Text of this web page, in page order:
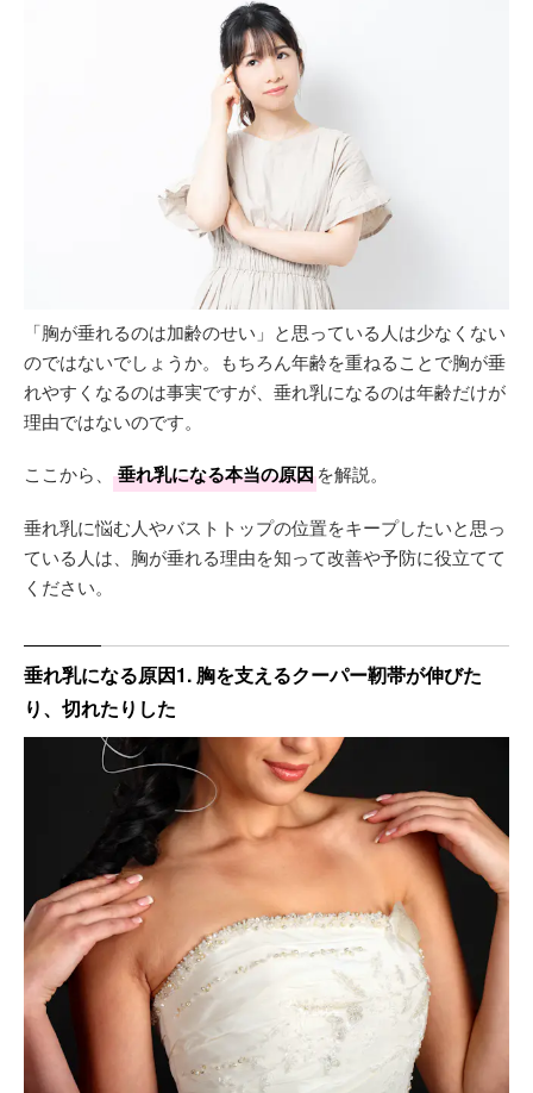
「胸が垂れるのは加齢のせい」と思っている人は少なくない
のではないでしょうか。もちろん年齢を重ねることで胸が垂
れやすくなるのは事実ですが、垂れ乳になるのは年齢だけが
理由ではないのです。
ここから、 垂れ乳になる本当の原因を解説。
垂れ乳に悩む人やバストトップの位置をキープしたいと思っ
ている人は、胸が垂れる理由を知って改善や予防に役立てて
ください。
垂れ乳になる原因1. 胸を支えるクーパー靭帯が伸びた
り、切れたりした